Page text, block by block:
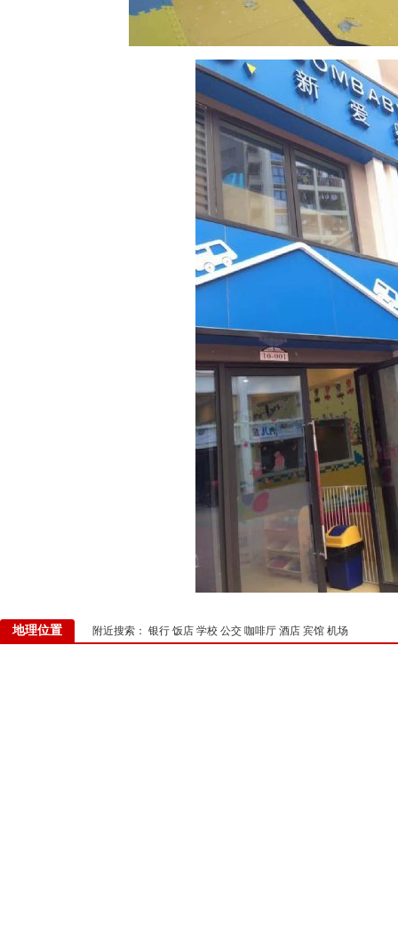
地理位置 附近搜索： 银行 饭店 学校 公交 咖啡厅 酒店 宾馆 机场